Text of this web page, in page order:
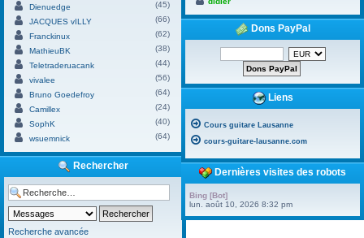
Dienuedge
(45)
JACQUES vILLY
(66)
Franckinux
(62)
MathieuBK
(38)
Teletraderuacank
(44)
vivalee
(56)
Bruno Goedefroy
(64)
Camillex
(24)
SophK
(40)
wsuemnick
(64)
Rechercher
Recherche avancée
Dons PayPal
Liens
Cours guitare Lausanne
cours-guitare-lausanne.com
Dernières visites des robots
Bing [Bot]
lun. août 10, 2026 8:32 pm